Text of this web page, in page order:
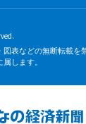
表などの無断転載を
します。